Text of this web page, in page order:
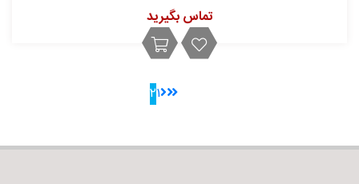
تماس بگیرید
۱۲